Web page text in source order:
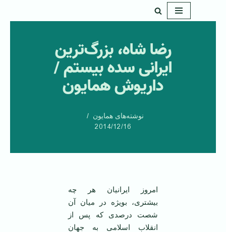
رضا شاه، بزرگ‌ترین
ایرانی سده بیستم /
داریوش همایون
نوشته‌های همایون
2014/12/16
امروز ایرانیان هر چه
بیشتری، بویژه در میان آن
شصت درصدی که پس از
انقلاب اسلامی به جهان